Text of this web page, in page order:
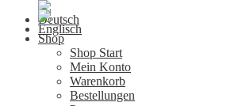
Shop
Shop Start
Mein Konto
Warenkorb
Bestellungen